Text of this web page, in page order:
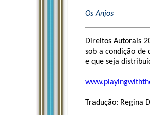
Os Anjos
Direitos Autorais
sob a condição de
e que seja
Tradução: Regina